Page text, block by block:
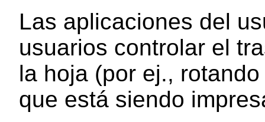
Las aplicaciones del
usuarios controlar el
la hoja (por ej.,
que está siendo